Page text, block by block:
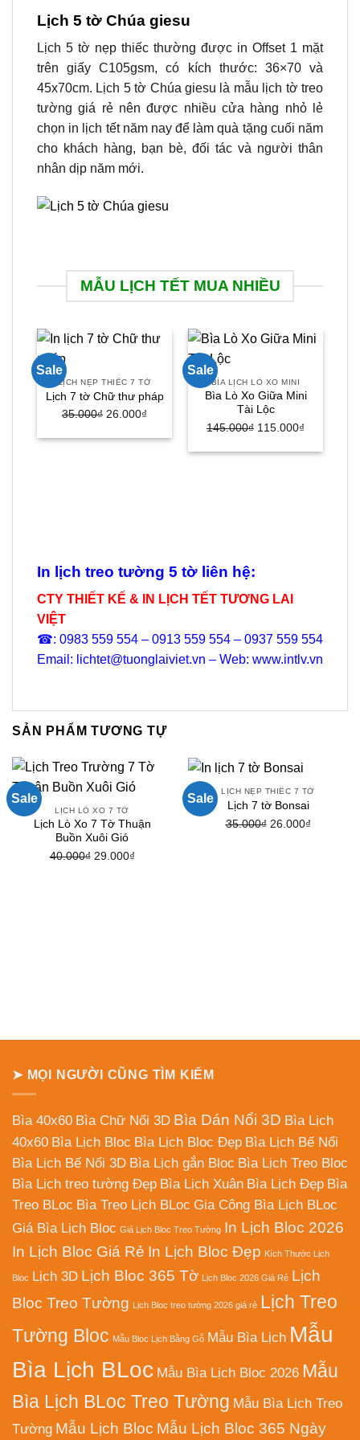
Lịch 5 tờ Chúa giesu
Lịch 5 tờ nẹp thiếc thường được in Offset 1 mặt
trên giấy C105gsm, có kích thước: 36×70 và
45x70cm. Lịch 5 tờ Chúa giesu là mẫu lịch tờ treo
tường giá rẻ nên được nhiều cửa hàng nhỏ lẻ
chọn in lịch tết năm nay để làm quà tặng cuối năm
cho khách hàng, bạn bè, đối tác và người thân
nhân dịp năm mới.
MẪU LỊCH TẾT MUA NHIỀU
Sale
LỊCH NẸP THIẾC 7 TỜ
Lịch 7 tờ Chữ thư pháp
35.000₫ Giá
26.000₫
Sale
BÌA LỊCH LÒ XO MINI
Bìa Lò Xo Giữa Mini
Tài Lộc
145.000₫ Giá
115.000₫
In lịch treo tường 5 tờ liên hệ:
CTY THIẾT KẾ & IN LỊCH TẾT TƯƠNG LAI
VIỆT
☎: 0983 559 554 – 0913 559 554 – 0937 559 554
Email: lichtet@tuonglaiviet.vn – Web: www.intlv.vn
SẢN PHẨM TƯƠNG TỰ
Sale
LỊCH LÒ XO 7 TỜ
Lịch Lò Xo 7 Tờ Thuận
Buồn Xuôi Gió
40.000₫ Giá
29.000₫Giá
Sale
LỊCH NẸP THIẾC 7 TỜ
Lịch 7 tờ Bonsai
35.000₫ Giá
26.000₫Giá
➤ MỌI NGƯỜI CŨNG TÌM KIẾM
Bìa 40x60 Bìa Chữ Nổi 3D Bìa Dán Nổi 3D Bìa Lịch
40x60 Bìa Lịch Bloc Bìa Lịch Bloc Đẹp Bìa Lịch Bế Nổi
Bìa Lịch Bế Nổi 3D Bìa Lịch gắn Bloc Bìa Lịch Treo Bloc
Bìa Lịch treo tường Đẹp Bìa Lịch Xuân Bìa Lịch Đẹp Bìa
Treo BLoc Bìa Treo Lịch BLoc Gia Công Bìa Lịch BLoc
Giá Bìa Lịch Bloc Giá Lịch Bloc Treo Tường In Lịch Bloc 2026
In Lịch Bloc Giá Rẻ In Lịch Bloc Đẹp Kích Thước Lịch
Bloc Lịch 3D Lịch Bloc 365 Tờ Lịch Bloc 2026 Giá Rẻ Lịch
Bloc Treo Tường
Lịch Bloc treo tường 2026 giá rẻ
Lịch Treo
Tường Bloc Mẫu Bloc Lịch Bằng Gỗ Mẫu Bìa Lịch Mẫu
Bìa Lịch BLoc Mẫu Bìa Lịch Bloc 2026 Mẫu
Bìa Lịch BLoc Treo Tường Mẫu Bìa Lịch Treo
Tường Mẫu Lịch Bloc Mẫu Lịch Bloc 365 Ngày